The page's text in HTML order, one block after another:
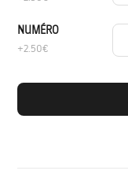
NUMÉRO
+2.50€